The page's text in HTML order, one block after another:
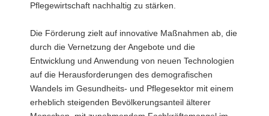
Pflegewirtschaft nachhaltig zu stärken.
Die Förderung zielt auf innovative Maßnahmen ab, die
durch die Vernetzung der Angebote und die
Entwicklung und Anwendung von neuen Technologien
auf die Herausforderungen des demografischen
Wandels im Gesundheits- und Pflegesektor mit einem
erheblich steigenden Bevölkerungsanteil älterer